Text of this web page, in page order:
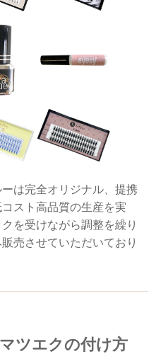
は完全オリジナル、提携
スト高品質の生産を実
を受けながら調整を繰り
売させていただいており
ツエクの付け方